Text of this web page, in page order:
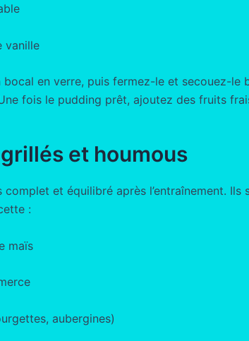
vanille
en verre, puis fermez-le et secouez-
fois le pudding prêt, ajoutez des fruits
et houmous
et équilibré après l’entraînement.
:
maïs
aubergines)